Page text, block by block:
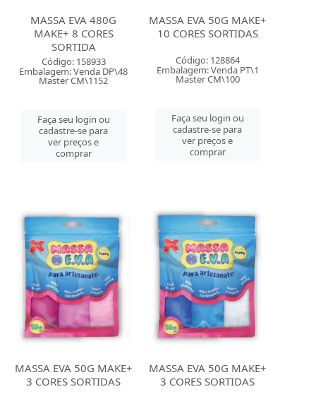
MASSA EVA 480G
MAKE+ 8 CORES
SORTIDA
Código: 158933
Embalagem: Venda DP\48
Master CM\1152
Faça seu login ou
cadastre-se para
ver preços e
comprar
MASSA EVA 50G MAKE+
10 CORES SORTIDAS
Código: 128864
Embalagem: Venda PT\1
Master CM\100
Faça seu login ou
cadastre-se para
ver preços e
comprar
MASSA EVA 50G MAKE+
3 CORES SORTIDAS
MASSA EVA 50G MAKE+
3 CORES SORTIDAS